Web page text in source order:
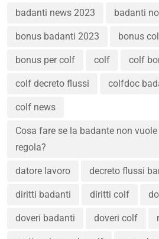
badanti news 2023 badanti
bonus badanti 2023 bonus
bonus per colf colf colf
colf decreto flussi colfdoc
colf news
Cosa fare se la badante non
regola?
datore lavoro decreto flussi
diritti badanti diritti colf
doveri badanti doveri colf